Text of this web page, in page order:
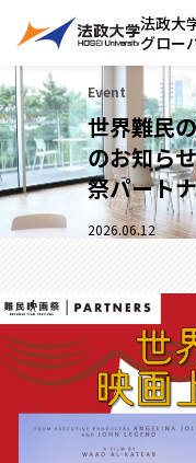
法政大
グロー
Event
世界難民
のお知ら
祭パート
2026.06.12